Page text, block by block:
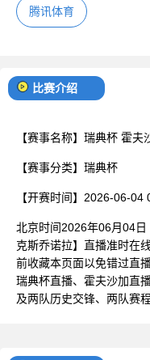
腾讯体育
比赛介绍
【赛事名称】 瑞典杯 霍夫
【赛事分类】 瑞典杯
【开赛时间】 2026-06-04
北京时间2026年06月04
克斯乔诺拉】直播准时在
前收藏本页面以免错过直
瑞典杯直播、霍夫沙加直
及两队历史交锋、两队赛程